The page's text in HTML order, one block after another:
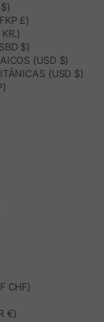
£)
$)
(USD $)
(USD $)
CHF)
€)